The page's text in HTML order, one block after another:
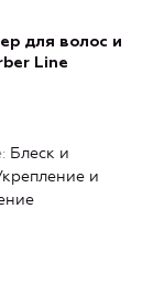
для волос и
Line
Блеск и
и